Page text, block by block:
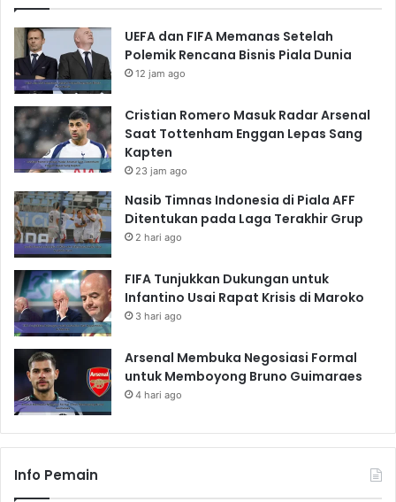
UEFA dan FIFA Memanas Setelah
Polemik Rencana Bisnis Piala Dunia
12 jam ago
Cristian Romero Masuk Radar Arsenal
Saat Tottenham Enggan Lepas Sang
Kapten
23 jam ago
Nasib Timnas Indonesia di Piala AFF
Ditentukan pada Laga Terakhir Grup
2 hari ago
FIFA Tunjukkan Dukungan untuk
Infantino Usai Rapat Krisis di Maroko
3 hari ago
Arsenal Membuka Negosiasi Formal
untuk Memboyong Bruno Guimaraes
4 hari ago
Info Pemain